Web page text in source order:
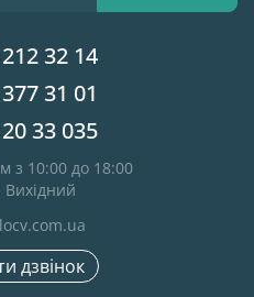
32 14
31 01
33 035
з 10:00 до 18:00
Вихідний
дзвінок